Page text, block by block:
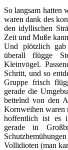
So langsam hatten
waren dank des
den idyllischen
Zeit und Muße
Und plötzlich gab
überall flügge
Kleinvögel.
Schritt, und so
Gruppe frisch
gerade die
bettelnd von den
Kornweihen waren
hoffentlich ist es
gerade in
Vollidioten (man